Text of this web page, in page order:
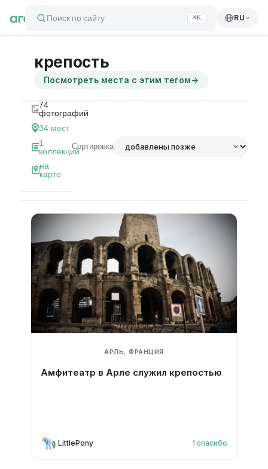
Поиск по сайту ⌘K RU
крепость
Посмотреть места с этим тегом→
74
фотографий
34 мест
1
коллекций
на
карте
Сортировка
АРЛЬ, ФРАНЦИЯ
Амфитеатр в Арле служил крепостью
LittlePony 1 спасибо